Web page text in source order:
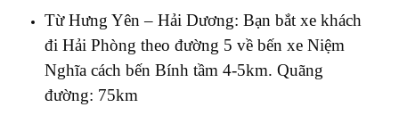
Từ Hưng Yên – Hải Dương: Bạn bắt xe khách
đi Hải Phòng theo đường 5 về bến xe Niệm
Nghĩa cách bến Bính tầm 4-5km. Quãng
đường: 75km